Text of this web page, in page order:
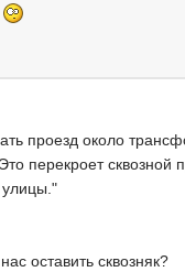
проезд около
перекроет
улицы."
оставить сквозняк?